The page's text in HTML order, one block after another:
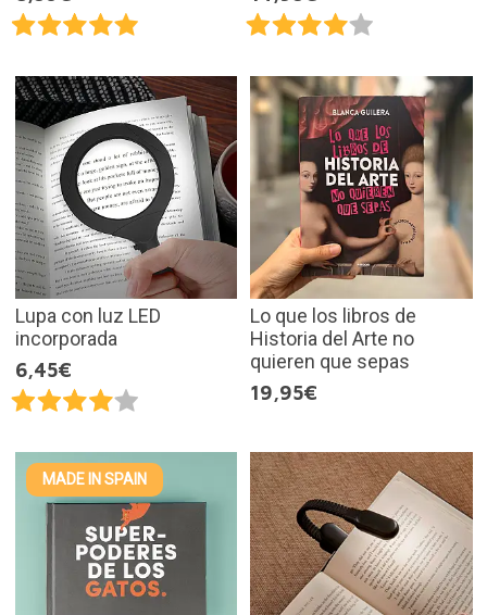
Lupa con luz LED
incorporada
6,45€
Lo que los libros de
Historia del Arte no
quieren que sepas
19,95€
MADE IN SPAIN